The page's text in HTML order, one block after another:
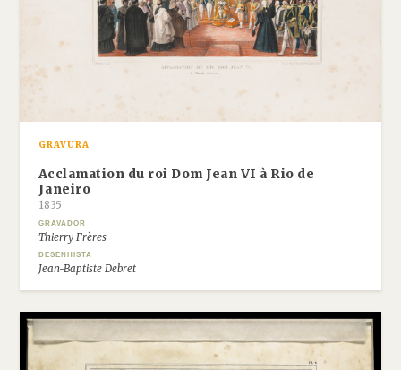
GRAVURA
Acclamation du roi Dom Jean VI à Rio de
Janeiro
1835
GRAVADOR
Thierry Frères
DESENHISTA
Jean-Baptiste Debret